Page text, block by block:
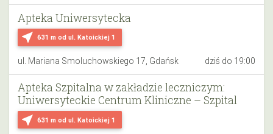
near_me 631 m od ul. Katoickiej 1
Apteka Uniwersytecka
ul. Mariana Smoluchowskiego 17, Gdańsk dziś do 19:00
near_me 631 m od ul. Katoickiej 1
Apteka Szpitalna w zakładzie leczniczym:
Uniwersyteckie Centrum Kliniczne – Szpital